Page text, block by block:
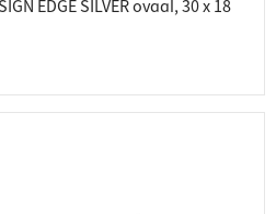
EDGE SILVER ovaal, 30 x 18